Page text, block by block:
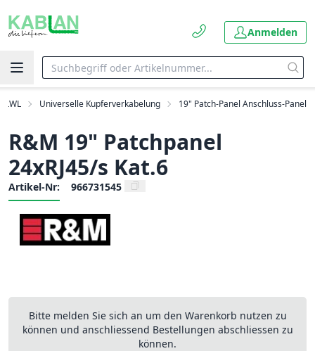
Anmelden
LWL Universelle Kupferverkabelung 19" Patch-Panel Anschluss-Panel
R&M 19" Patchpanel
24xRJ45/s Kat.6
Artikel-Nr: 966731545
Bitte melden Sie sich an um den Warenkorb nutzen zu
können und anschliessend Bestellungen abschliessen zu
können.